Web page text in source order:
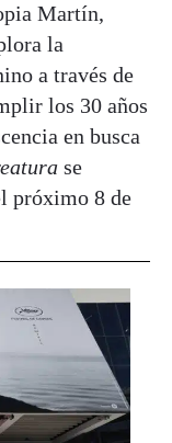
Martín,
la
a través de
los 30 años
en busca
se
próximo 8 de